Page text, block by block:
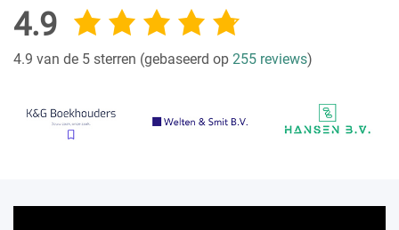
4.9
4.9 van de 5 sterren (gebaseerd op 255 reviews)